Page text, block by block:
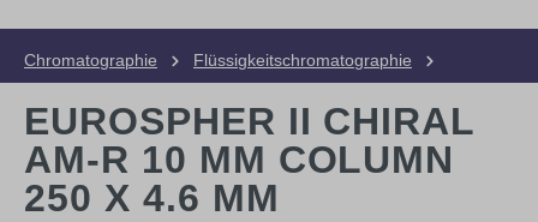
Chromatographie
Flüssigkeitschromatographie
EUROSPHER II CHIRAL
AM-R 10 ΜM COLUMN
250 X 4.6 MM